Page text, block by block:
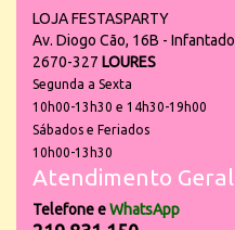
LOJA FESTASPARTY
Av. Diogo Cão, 16B - Infantado
2670-327 LOURES
Segunda a Sexta
10h00-13h30 e 14h30-19h00
Sábados e Feriados
10h00-13h30
Atendimento Geral
Telefone eWhatsApp